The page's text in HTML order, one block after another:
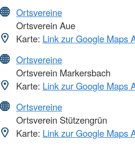
Ortsvereine
Ortsverein Aue
Karte: Link zur Google Maps
Ortsvereine
Ortsverein Markersbach
Karte: Link zur Google Maps
Ortsvereine
Ortsverein Stützengrün
Karte: Link zur Google Maps